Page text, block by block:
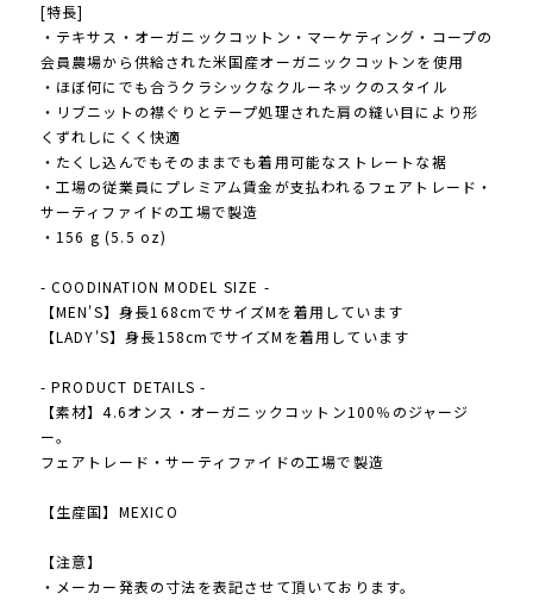
[特長]
・テキサス・オーガニックコットン・マーケティング・コープの
会員農場から供給された米国産オーガニックコットンを使用
・ほぼ何にでも合うクラシックなクルーネックのスタイル
・リブニットの襟ぐりとテープ処理された肩の縫い目により形
くずれしにくく快適
・たくし込んでもそのままでも着用可能なストレートな裾
・工場の従業員にプレミアム賃金が支払われるフェアトレード・
サーティファイドの工場で製造
・156 g (5.5 oz)
- COODINATION MODEL SIZE -
【MEN'S】身長168cmでサイズMを着用しています
【LADY'S】身長158cmでサイズMを着用しています
- PRODUCT DETAILS -
【素材】4.6オンス・オーガニックコットン100％のジャージ
ー。
フェアトレード・サーティファイドの工場で製造
【生産国】MEXICO
【注意】
・メーカー発表の寸法を表記させて頂いております。